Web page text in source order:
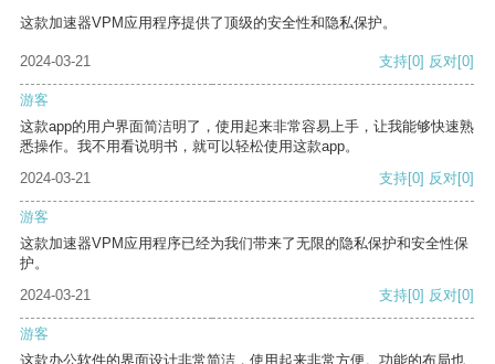
这款加速器VPM应用程序提供了顶级的安全性和隐私保护。
2024-03-21 支持[0] 反对[0]
游客
这款app的用户界面简洁明了，使用起来非常容易上手，让我能够快速熟
悉操作。我不用看说明书，就可以轻松使用这款app。
2024-03-21
支持[0] 反对[0]
游客
这款加速器VPM应用程序已经为我们带来了无限的隐私保护和安全性保
护。
2024-03-21
支持[0] 反对[0]
游客
这款办公软件的界面设计非常简洁，使用起来非常方便。功能的布局也